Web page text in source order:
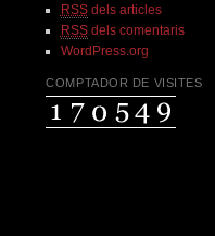
RSSdels articles
RSSdels comentaris
WordPress.org
COMPTADOR DE VISITES